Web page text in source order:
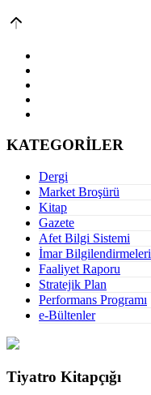
KATEGORİLER
Dergi
Market Broşürü
Kitap
Gazete
Afet Bilgi Sistemi
İmar Bilgilendirmeleri
Faaliyet Raporu
Stratejik Plan
Performans Programı
e-Bültenler
Tiyatro Kitapçığı